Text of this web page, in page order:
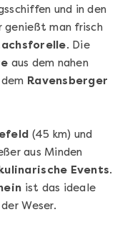
Mehr anzeigen
- DIY-Set
und in den
genießt man frisch
. Die
aus dem nahen
Ravensberger
(45 km) und
aus Minden
Events.
ist das ideale
Weser.